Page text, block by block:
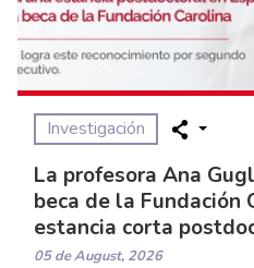
Investigación
La profesora Ana
beca de la Fundación
estancia corta
05 de August, 2026